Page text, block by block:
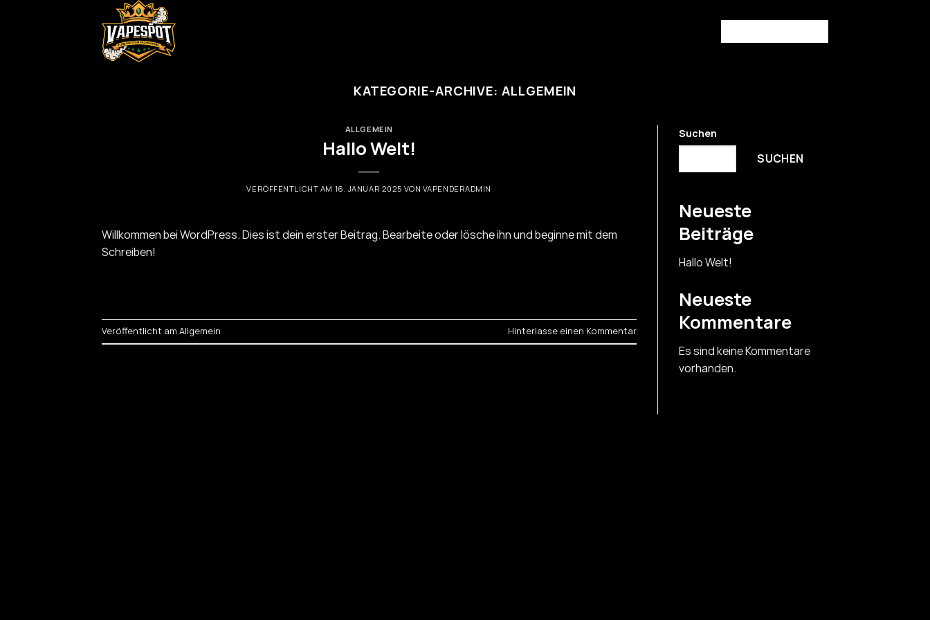
KATEGORIE-ARCHIVE:ALLGEMEIN
ALLGEMEIN
Hallo Welt!
VERÖFFENTLICHT AM 16. JANUAR 2025 VON VAPENDERADMIN
Willkommen bei WordPress. Dies ist dein erster Beitrag. Bearbeite oder lösche ihn und beginne mit dem
Schreiben!
Veröffentlicht am Allgemein Hinterlasse einen Kommentar
Suchen
SUCHEN
Neueste
Beiträge
Hallo Welt!
Neueste
Kommentare
Es sind keine Kommentare
vorhanden.